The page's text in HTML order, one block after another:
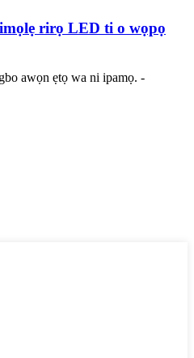
rirọ LED ti o wọpọ
awọn ẹtọ wa ni ipamọ. -